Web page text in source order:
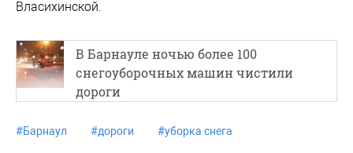
Власихинской.
В Барнауле ночью более 100
снегоуборочных машин чистили
дороги
#Барнаул #дороги #уборка снега